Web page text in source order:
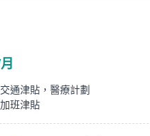
通津貼，醫療計劃
班津貼